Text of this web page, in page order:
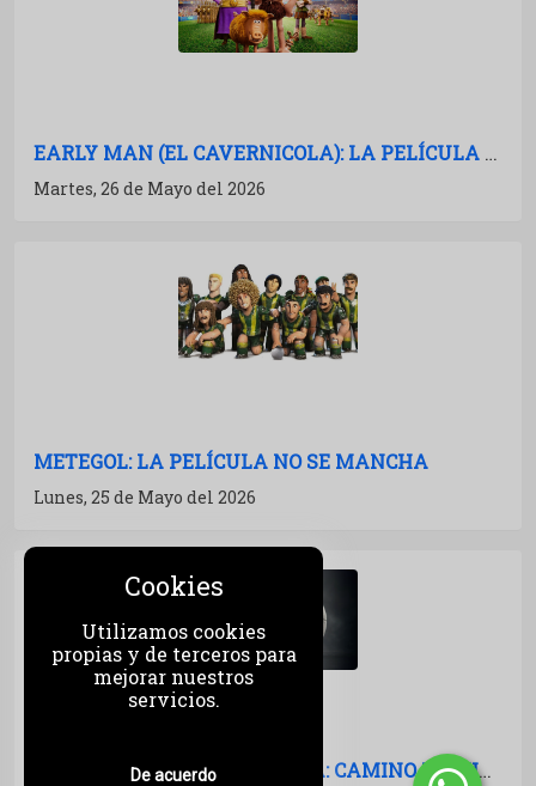
Cookies
Utilizamos cookies
propias y de terceros para
mejorar nuestros
servicios.
De acuerdo
EARLY MAN (EL CAVERNICOLA): LA PELÍCULA NO SE MANCHA
Martes, 26 de Mayo del 2026
METEGOL: LA PELÍCULA NO SE MANCHA
Lunes, 25 de Mayo del 2026
LA PELÍCULA NO SE MANCHA: CAMINO FÍLMICO AL MUNDIAL 2026